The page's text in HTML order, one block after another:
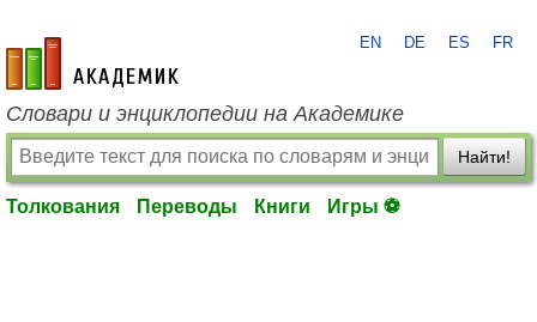
academic.ru
EN DE ES FR
Словари и энциклопедии на Академике
Найти!
Толкования Переводы Книги Игры ⚽